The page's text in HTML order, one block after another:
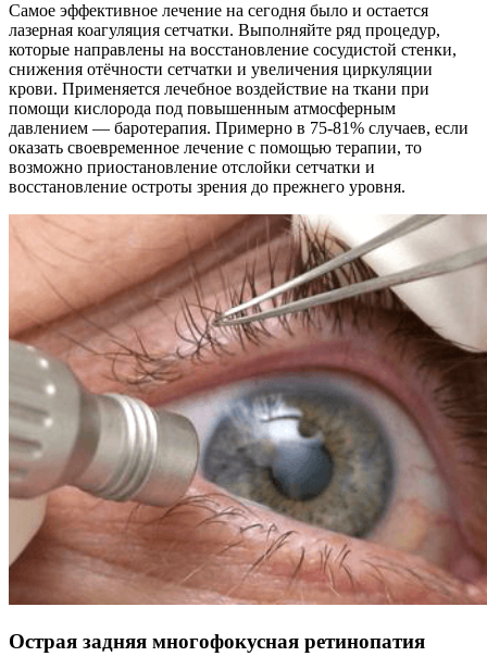
Самое эффективное лечение на сегодня было и остается
лазерная коагуляция сетчатки. Выполняйте ряд процедур,
которые направлены на восстановление сосудистой стенки,
снижения отёчности сетчатки и увеличения циркуляции
крови. Применяется лечебное воздействие на ткани при
помощи кислорода под повышенным атмосферным
давлением — баротерапия. Примерно в 75-81% случаев, если
оказать своевременное лечение с помощью терапии, то
возможно приостановление отслойки сетчатки и
восстановление остроты зрения до прежнего уровня.
Острая задняя многофокусная ретинопатия